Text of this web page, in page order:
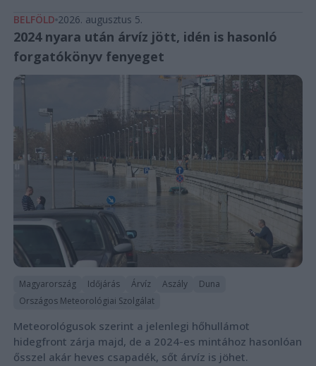
BELFÖLD 2026. augusztus 5.
2024 nyara után árvíz jött, idén is hasonló
forgatókönyv fenyeget
Magyarország Időjárás Árvíz Aszály
Duna
Országos Meteorológiai Szolgálat
Meteorológusok szerint a jelenlegi hőhullámot
hidegfront zárja majd, de a 2024-es mintához hasonlóan
ősszel akár heves csapadék, sőt árvíz is jöhet.